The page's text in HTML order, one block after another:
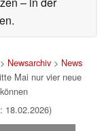
Newsarchiv> News
Mai nur vier neue
18.02.2026)